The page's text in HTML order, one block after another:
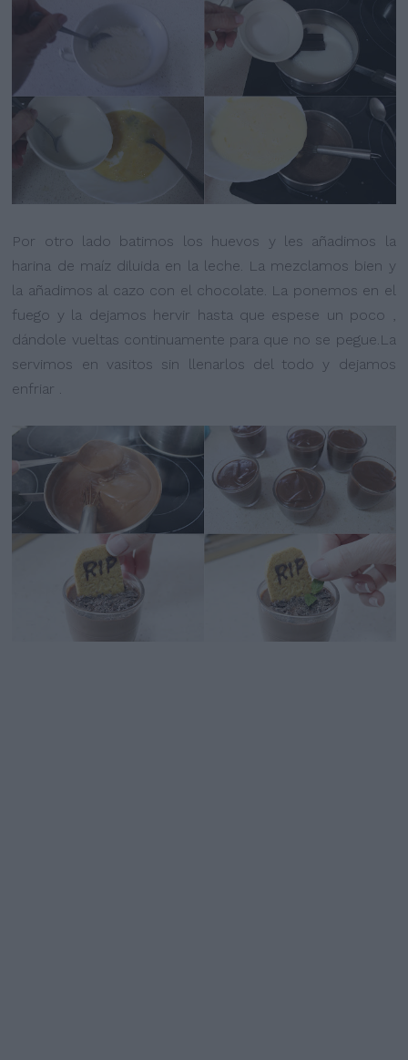
Por otro lado batimos los huevos y les añadimos la
harina de maíz diluida en la leche. La mezclamos bien y
la añadimos al cazo con el chocolate. La ponemos en el
fuego y la dejamos hervir hasta que espese un poco ,
dándole vueltas continuamente para que no se pegue.La
servimos en vasitos sin llenarlos del todo y dejamos
enfriar .